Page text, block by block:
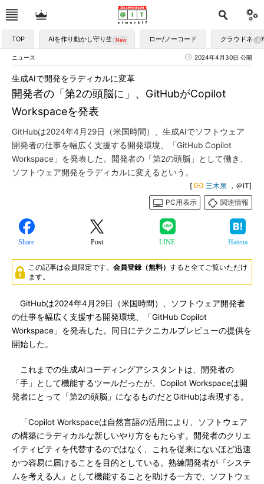
TOP AIを作り動かし守り生かす ロー/ノーコード クラウドネイ
ニュース 2024年4月30日 公開
開発者の「第2の頭脳に」、GitHubがCopilot
Workspaceを発表
生成AIで開発をラディカルに変革
GitHubは2024年4月29日（米国時間）、生成AIでソフトウェア
開発者の仕事を幅広く支援する開発環境、「GitHub Copilot
Workspace」を発表した。開発者の「第2の頭脳」として働き、
ソフトウェア開発をラディカルに変えるという。
[ 三木泉 ，＠IT]
PC用表示
関連情報
Share Post LINE Hatena
この記事は会員限定です。 会員登録（無料） すると全てご覧いただけ
ます。
GitHubは2024年4月29日（米国時間）、ソフトウェア開発者
の仕事を幅広く支援する開発環境、「GitHub Copilot
Workspace」を発表した。同日にテクニカルプレビューの提供を
開始した。
これまでの生成AIコーディングアシスタントは、開発者の
「手」として機能するツールだったが、Copilot Workspaceは開
発者にとって「第2の頭脳」になるものだとGitHubは表現する。
「Copilot Workspaceは自然言語の活用により、ソフトウェア
の構築にラディカルな新しいやり方をもたらす。開発者のクリエ
イティビティを代替するのではなく、これを従来にないほど迅速
かつ容易に届けることを目的としている。熟練開発者が『システ
ムを考える人』として機能することを助ける一方で、ソフトウェ